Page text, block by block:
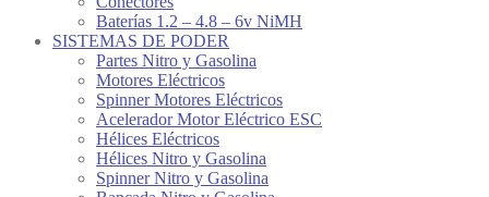
Baterías 1.2 – 4.8 – 6v NiMH
SISTEMAS DE PODER
Partes Nitro y Gasolina
Motores Eléctricos
Spinner Motores Eléctricos
Acelerador Motor Eléctrico ESC
Hélices Eléctricos
Hélices Nitro y Gasolina
Spinner Nitro y Gasolina